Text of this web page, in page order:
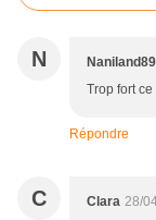
N Naniland89
Trop fort
Répondre
C Clara 28/